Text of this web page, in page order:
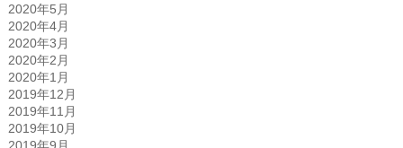
2020年5月
2020年4月
2020年3月
2020年2月
2020年1月
2019年12月
2019年11月
2019年10月
2019年9月